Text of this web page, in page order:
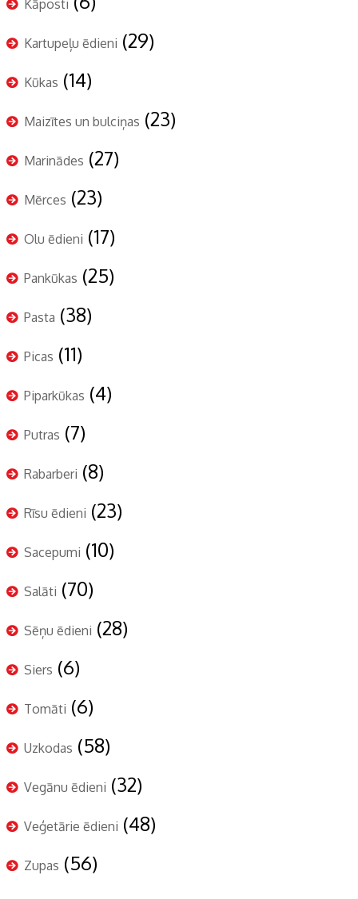
Kāposti
Kartupeļu ēdieni (29)
Kūkas (14)
Maizītes un bulciņas (23)
Marinādes (27)
Mērces (23)
Olu ēdieni (17)
Pankūkas (25)
Pasta (38)
Picas (11)
Piparkūkas (4)
Putras (7)
Rabarberi (8)
Rīsu ēdieni (23)
Sacepumi (10)
Salāti (70)
Sēņu ēdieni (28)
Siers (6)
Tomāti (6)
Uzkodas (58)
Vegānu ēdieni (32)
Veģetārie ēdieni (48)
Zupas (56)